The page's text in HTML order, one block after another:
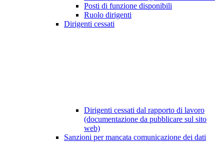
Posti di funzione disponibili
Ruolo dirigenti
Dirigenti cessati
Dirigenti cessati dal rapporto di lavoro
(documentazione da pubblicare sul sito
web)
Sanzioni per mancata comunicazione dei dati